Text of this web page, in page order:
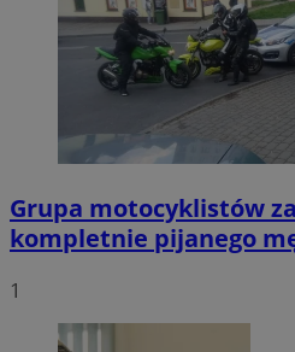
Grupa motocyklistów
kompletnie pijanego
1